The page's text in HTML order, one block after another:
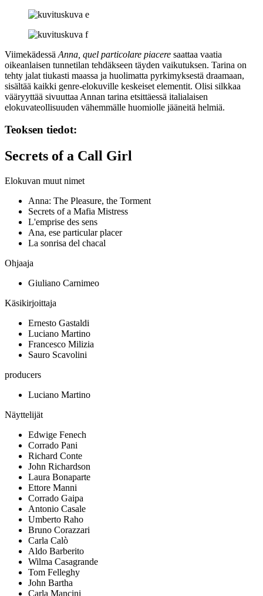
Viimekädessä Anna, quel particolare piacere saattaa vaatia
oikeanlaisen tunnetilan tehdäkseen täyden vaikutuksen. Tarina on
tehty jalat tiukasti maassa ja huolimatta pyrkimyksestä draamaan,
sisältää kaikki genre-elokuville keskeiset elementit. Olisi silkkaa
vääryyttää sivuuttaa Annan tarina etsittäessä italialaisen
elokuvateollisuuden vähemmälle huomiolle jääneitä helmiä.
Teoksen tiedot:
Secrets of a Call Girl
Elokuvan muut nimet
Anna: The Pleasure, the Torment
Secrets of a Mafia Mistress
L'emprise des sens
Ana, ese particular placer
La sonrisa del chacal
Ohjaaja
Giuliano Carnimeo
Käsikirjoittaja
Ernesto Gastaldi
Luciano Martino
Francesco Milizia
Sauro Scavolini
producers
Luciano Martino
Näyttelijät
Edwige Fenech
Corrado Pani
Richard Conte
John Richardson
Laura Bonaparte
Ettore Manni
Corrado Gaipa
Antonio Casale
Umberto Raho
Bruno Corazzari
Carla Calò
Aldo Barberito
Wilma Casagrande
Tom Felleghy
John Bartha
Carla Mancini